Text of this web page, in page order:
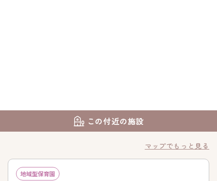
この付近の施設
マップでもっと見る
地域型保育園